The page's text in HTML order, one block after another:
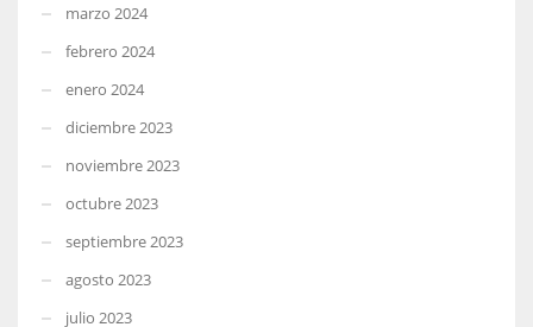
marzo 2024
febrero 2024
enero 2024
diciembre 2023
noviembre 2023
octubre 2023
septiembre 2023
agosto 2023
julio 2023